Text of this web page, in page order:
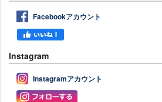
Facebookアカウント
Instagram
Instagramアカウント